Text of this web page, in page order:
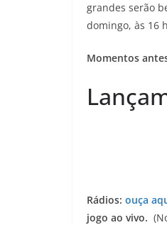
grandes serão
domingo, às 16
Momentos
Rádios: ouça
jogo ao vivo.